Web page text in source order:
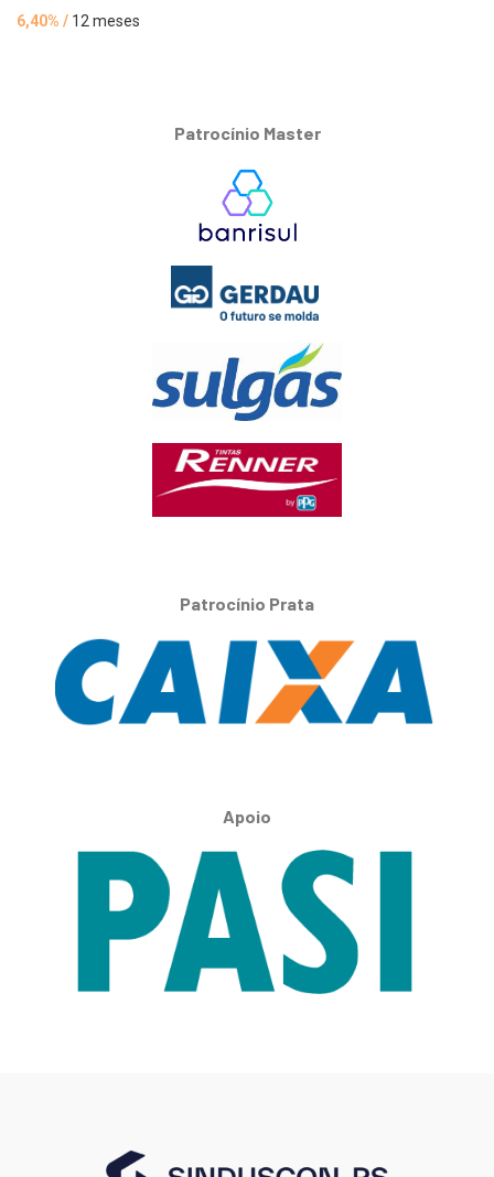
6,40% / 12 meses
Patrocínio Master
Patrocínio Prata
Apoio